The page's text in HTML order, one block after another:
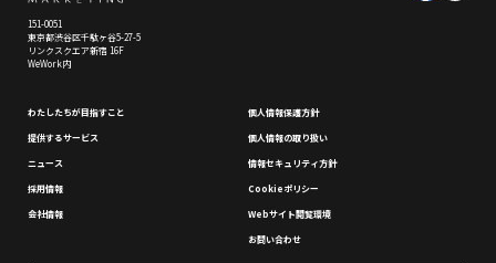
151-0051
東京都渋谷区千駄ヶ谷5-27-5
リンクスクエア新宿 16F
WeWork内
わたしたちが⽬指すこと
提供するサービス
ニュース
採⽤情報
会社情報
個⼈情報保護⽅針
個⼈情報の取り扱い
情報セキュリティ⽅針
Cookieポリシー
Webサイト閲覧環境
お問い合わせ